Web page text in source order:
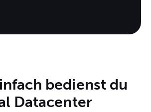
bedienst du
Datacenter